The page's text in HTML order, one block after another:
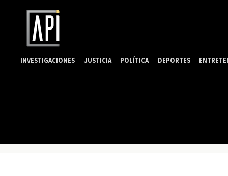
INVESTIGACIONES JUSTICIA POLÍTICA DEPORTES